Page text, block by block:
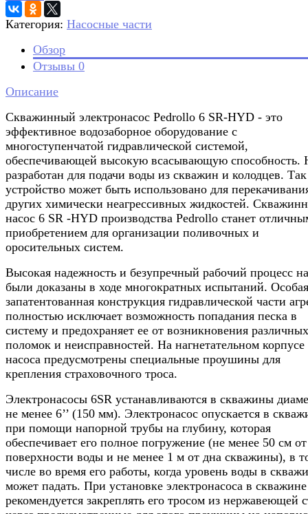
Категория: Насосные части
Обзор
Отзывы 0
Описание
Скважинный электронасос Pedrollo 6 SR-HYD - это
эффективное водозаборное оборудование с
многоступенчатой гидравлической системой,
обеспечивающей высокую всасывающую способность.
разработан для подачи воды из скважин и колодцев.
устройство может быть использовано для
других химически неагрессивных жидкостей.
насос 6 SR -HYD производства Pedrollo станет
приобретением для организации поливочных и
оросительных систем.
Высокая надежность и безупречный рабочий процесс
были доказаны в ходе многократных испытаний. Особая
запатентованная конструкция гидравлической части
полностью исключает возможность попадания песка в
систему и предохраняет ее от возникновения различных
поломок и неисправностей. На нагнетательном корпусе
насоса предусмотрены специальные проушины для
крепления страховочного троса.
Электронасосы 6SR устанавливаются в скважины
не менее 6’’ (150 мм). Электронасос опускается в
при помощи напорной трубы на глубину, которая
обеспечивает его полное погружение (не менее 50 см от
поверхности воды и не менее 1 м от дна скважины), в
числе во время его работы, когда уровень воды в
может падать. При установке электронасоса в скважине
рекомендуется закреплять его тросом из нержавеющей